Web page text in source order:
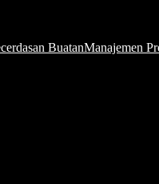
BuatanManajemen